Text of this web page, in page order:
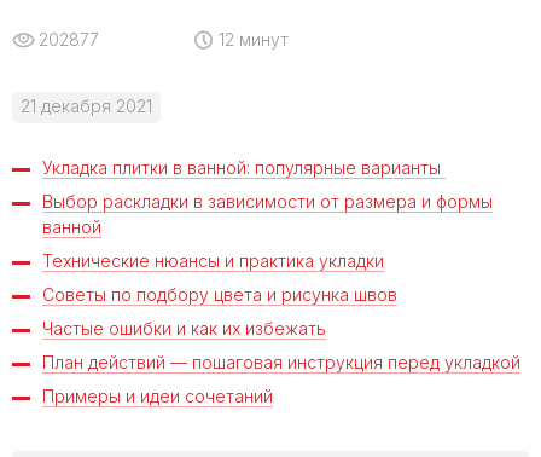
21 декабря 2021
202877 12 минут
Укладка плитки в ванной: популярные варианты
Выбор раскладки в зависимости от размера и формы
ванной
Технические нюансы и практика укладки
Советы по подбору цвета и рисунка швов
Частые ошибки и как их избежать
План действий — пошаговая инструкция перед укладкой
Примеры и идеи сочетаний